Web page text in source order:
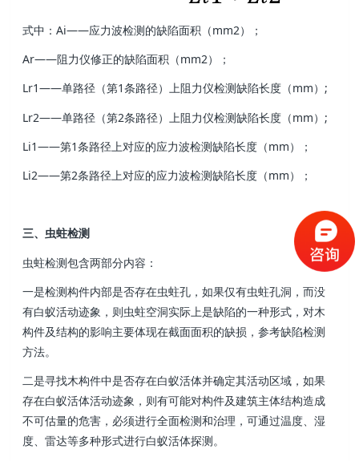
式中：Ai——应力波检测的缺陷面积（mm2）；
Ar——阻力仪修正的缺陷面积（mm2）；
Lr1——单路径（第1条路径）上阻力仪检测缺陷长度（mm）;
Lr2——单路径（第2条路径）上阻力仪检测缺陷长度（mm）;
Li1——第1条路径上对应的应力波检测缺陷长度（mm）；
Li2——第2条路径上对应的应力波检测缺陷长度（mm）；
三、虫蛀检测
虫蛀检测包含两部分内容：
一是检测构件内部是否存在虫蛀孔，如果仅有虫蛀孔洞，而没
有白蚁活动迹象，则虫蛀空洞实际上是缺陷的一种形式，对木
构件及结构的影响主要体现在截面面积的缺损，参考缺陷检测
方法。
二是寻找木构件中是否存在白蚁活体并确定其活动区域，如果
存在白蚁活体活动迹象，则有可能对构件及建筑主体结构造成
不可估量的危害，必须进行全面检测和治理，可通过温度、湿
度、雷达等多种形式进行白蚁活体探测。